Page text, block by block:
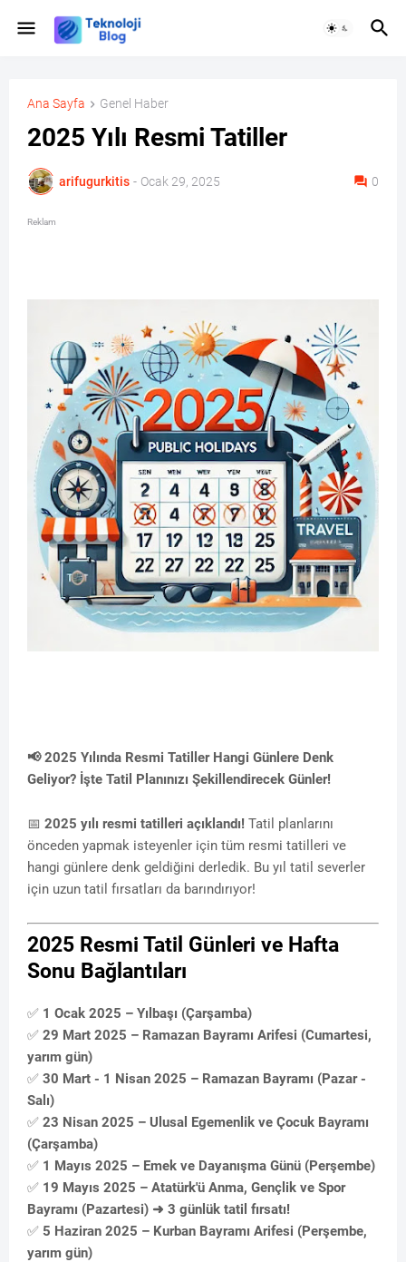
Ana Sayfa Genel Haber
2025 Yılı Resmi Tatiller
arifugurkitis - Ocak 29, 2025 0
Reklam
📢 2025 Yılında Resmi Tatiller Hangi Günlere Denk
Geliyor? İşte Tatil Planınızı Şekillendirecek Günler!
📅 2025 yılı resmi tatilleri açıklandı! Tatil planlarını
önceden yapmak isteyenler için tüm resmi tatilleri ve
hangi günlere denk geldiğini derledik. Bu yıl tatil severler
için uzun tatil fırsatları da barındırıyor!
2025 Resmi Tatil Günleri ve Hafta
Sonu Bağlantıları
✅ 1 Ocak 2025 – Yılbaşı (Çarşamba)
✅ 29 Mart 2025 – Ramazan Bayramı Arifesi (Cumartesi,
yarım gün)
✅ 30 Mart - 1 Nisan 2025 – Ramazan Bayramı (Pazar -
Salı)
✅ 23 Nisan 2025 – Ulusal Egemenlik ve Çocuk Bayramı
(Çarşamba)
✅ 1 Mayıs 2025 – Emek ve Dayanışma Günü (Perşembe)
✅ 19 Mayıs 2025 – Atatürk'ü Anma, Gençlik ve Spor
Bayramı (Pazartesi) ➜ 3 günlük tatil fırsatı!
✅ 5 Haziran 2025 – Kurban Bayramı Arifesi (Perşembe,
yarım gün)